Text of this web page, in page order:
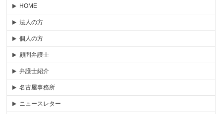
HOME
法人の方
個人の方
顧問弁護士
弁護士紹介
名古屋事務所
ニュースレター